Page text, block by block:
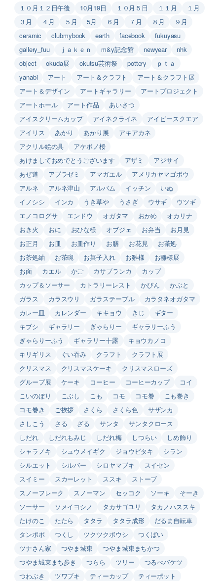
１０月１２日午後 10月19日 １０月５日 １１月
１月
３月
４月 ５月 5月 ６月 ７月 ８月
９月
ceramic
clubmybook earth facebook
fukuyasu
gallery_fuu
ｊａｋｅｎ m&y記念館 newyear
nhk
object
okuda展 okutsu芸術祭 pottery
ｐｔａ
yanabi
アート アート＆クラフト
アート＆クラフト展
アート＆デザイン
アートギャラリー
アートプロジェクト
アートホール
アート作品
あいさつ
アイスクリームカップ
アイネクライネ
アイビースクエア
アイリス
あかり あかり展
アキアカネ
アクリル絵の具
アケボノ桜
あけましておめでとうございます
アザミ
アジサイ
あぜ道
アブラゼミ アマガエル
アメリカヤマゴボウ
アルネ
アルネ津山 アルバム イッチン
いぬ
イノシシ
インカ うき草や うさぎ ウサギ
ウツギ
エノコログサ
エンドウ オガタマ おかめ
オカリナ
おき火
おに おひな様 オブジェ お弁当
お月見
お正月
お皿 お皿作り お膳 お花見
お茶処
お茶処紬
お茶碗 お菓子入れ お雛様
お雛様展
お面
カエル かご カサブランカ
カップ
カップ＆ソーサー
カトラリーレスト かびん
かぶと
ガラス
カラスウリ ガラステーブル
カラタネオガタマ
カレー皿
カレンダー キキョウ きじ
ギター
キブシ
ギャラリー ぎゃらりー
ギャラリーふう
ぎゃらりーふう
ギャラリー十露
キョウカノコ
キリギリス
ぐい吞み クラフト
クラフト展
クリスマス
クリスマスケーキ
クリスマスローズ
グループ展
ケーキ コーヒー コーヒーカップ
コイ
こいのぼり
こぶし こも コモ コモ巻
こも巻き
コモ巻き
ご挨拶 さくら さくら色
サザンカ
さしこう
さる ざる サンタ
サンタクロース
しだれ
しだれもみじ しだれ梅 しつらい
しめ飾り
シャラノキ
シュウメイギク ジョウビタキ
シラン
シルエット
シルバー シロヤマブキ
スイセン
スイミー
スカーレット ススキ
ストーブ
スノーフレーク
スノーマン セッコク ソーキ
そーき
ソーサー
ソメイヨシノ タカサゴユリ
タカノハススキ
たけのこ
たたら タタラ タタラ成形
だるま自転車
タンポポ
つくし ツクツクボウシ
つくばい
ツナさん家
つやま城東
つやま城東まちかつ
つやま城東まち歩き
つらら ツリー
つるべバケツ
つわぶき
ツワブキ ティーカップ
ティーポット